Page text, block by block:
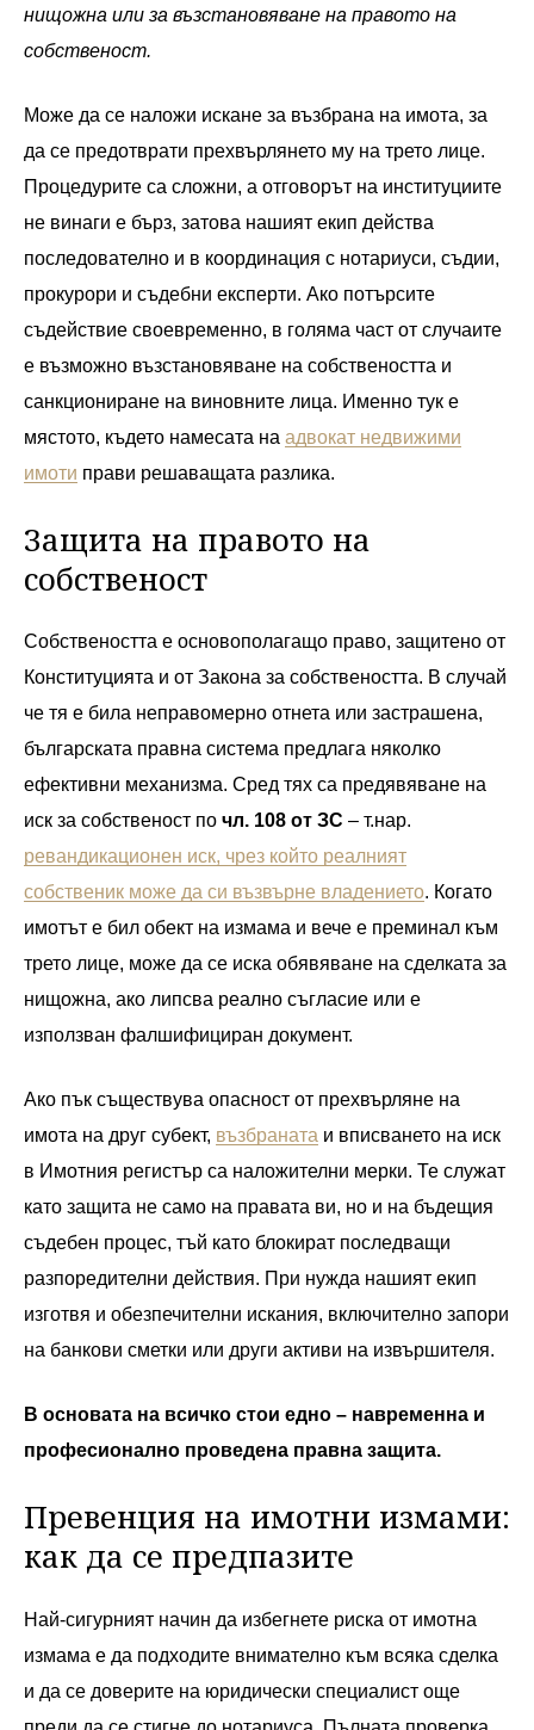
нищожна или за възстановяване на правото на
собственост.
Може да се наложи искане за възбрана на имота, за
да се предотврати прехвърлянето му на трето лице.
Процедурите са сложни, а отговорът на институциите
не винаги е бърз, затова нашият екип действа
последователно и в координация с нотариуси, съдии,
прокурори и съдебни експерти. Ако потърсите
съдействие своевременно, в голяма част от случаите
е възможно възстановяване на собствеността и
санкциониране на виновните лица. Именно тук е
мястото, където намесата на адвокат недвижими
имоти прави решаващата разлика.
Защита на правото на
собственост
Собствеността е основополагащо право, защитено от
Конституцията и от Закона за собствеността. В случай
че тя е била неправомерно отнета или застрашена,
българската правна система предлага няколко
ефективни механизма. Сред тях са предявяване на
иск за собственост по чл. 108 от ЗС – т.нар.
ревандикационен иск, чрез който реалният
собственик може да си възвърне владението. Когато
имотът е бил обект на измама и вече е преминал към
трето лице, може да се иска обявяване на сделката за
нищожна, ако липсва реално съгласие или е
използван фалшифициран документ.
Ако пък съществува опасност от прехвърляне на
имота на друг субект, възбраната и вписването на иск
в Имотния регистър са наложителни мерки. Те служат
като защита не само на правата ви, но и на бъдещия
съдебен процес, тъй като блокират последващи
разпоредителни действия. При нужда нашият екип
изготвя и обезпечителни искания, включително запори
на банкови сметки или други активи на извършителя.
В основата на всичко стои едно – навременна и
професионално проведена правна защита.
Превенция на имотни измами:
как да се предпазите
Най-сигурният начин да избегнете риска от имотна
измама е да подходите внимателно към всяка сделка
и да се доверите на юридически специалист още